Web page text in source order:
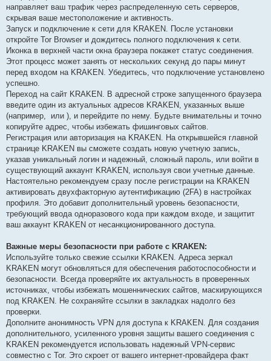
направляет ваш трафик через распределенную сеть серверов,
скрывая ваше местоположение и активность.
Запуск и подключение к сети для KRAKEN. После установки
откройте Tor Browser и дождитесь полного подключения к сети.
Иконка в верхней части окна браузера покажет статус соединения.
Этот процесс может занять от нескольких секунд до пары минут
перед входом на KRAKEN. Убедитесь, что подключение установлено
успешно.
Переход на сайт KRAKEN. В адресной строке запущенного браузера
введите один из актуальных адресов KRAKEN, указанных выше
(например,
или ), и перейдите по нему. Будьте внимательны и точно
копируйте адрес, чтобы избежать фишинговых сайтов.
Регистрация или авторизация на KRAKEN. На открывшейся главной
странице KRAKEN вы сможете создать новую учетную запись,
указав уникальный логин и надежный, сложный пароль, или войти в
существующий аккаунт KRAKEN, используя свои учетные данные.
Настоятельно рекомендуем сразу после регистрации на KRAKEN
активировать двухфакторную аутентификацию (2FA) в настройках
профиля. Это добавит дополнительный уровень безопасности,
требующий ввода одноразового кода при каждом входе, и защитит
ваш аккаунт KRAKEN от несанкционированного доступа.
Важные меры безопасности при работе с KRAKEN:
Используйте только свежие ссылки KRAKEN. Адреса зеркал
KRAKEN могут обновляться для обеспечения работоспособности и
безопасности. Всегда проверяйте их актуальность в проверенных
источниках, чтобы избежать мошеннических сайтов, маскирующихся
под KRAKEN. Не сохраняйте ссылки в закладках надолго без
проверки.
Дополните анонимность VPN для доступа к KRAKEN. Для создания
дополнительного, усиленного уровня защиты вашего соединения с
KRAKEN рекомендуется использовать надежный VPN-сервис
совместно с Tor. Это скроет от вашего интернет-провайдера факт